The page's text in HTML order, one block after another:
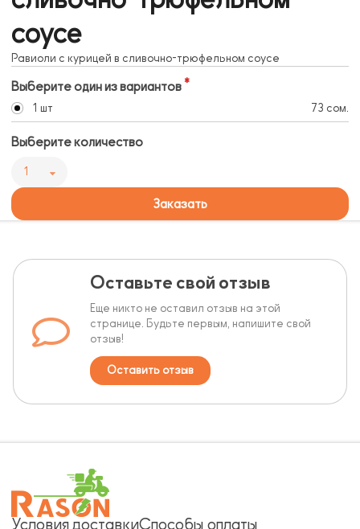
соусе
Равиоли с курицей в сливочно-трюфельном соусе
Выберите один из вариантов
1 шт 73 сом.
Выберите количество
1
Заказать
Оставьте свой отзыв
Еще никто не оставил отзыв на этой
странице. Будьте первым, напишите свой
отзыв!
Оставить отзыв
Условия доставкиСпособы оплаты